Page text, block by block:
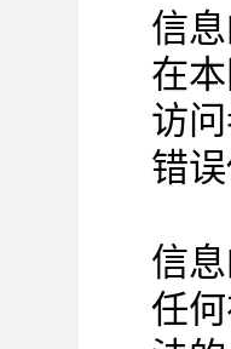
信
在
访
错
信
任